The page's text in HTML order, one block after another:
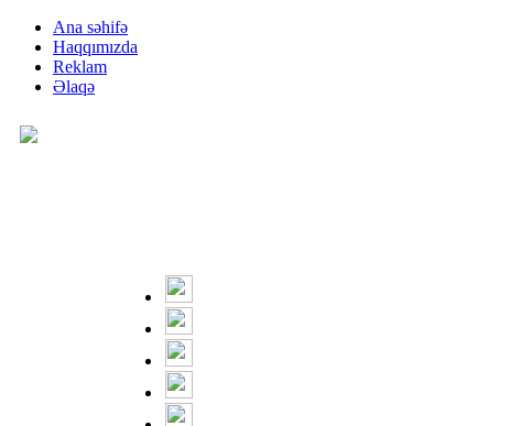
Ana səhifə
Haqqımızda
Reklam
Əlaqə